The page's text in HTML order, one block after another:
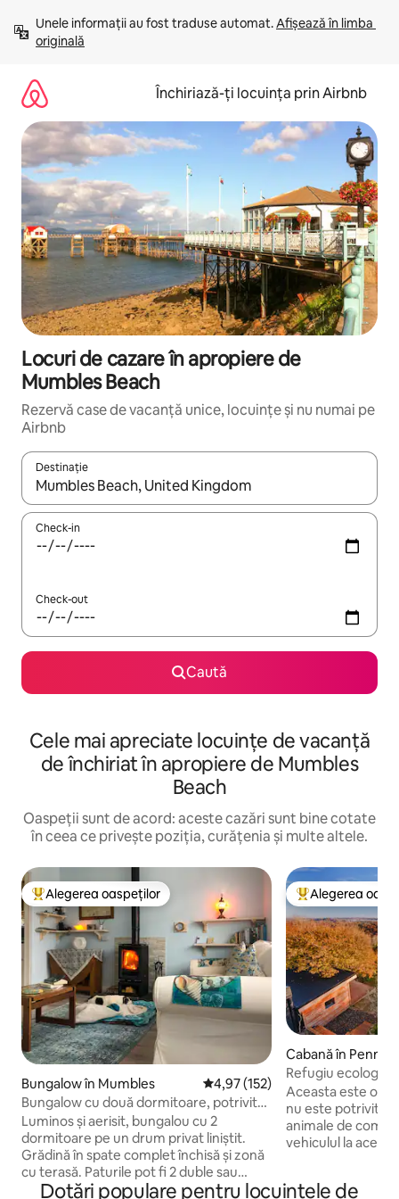
mergi
conținut
Unele informații au fost traduse automat. Afișează în limba
originală
Închiriază-ți locuința prin Airbnb
Locuri de cazare în apropiere de
Mumbles Beach
Rezervă case de vacanță unice, locuințe și nu numai pe
Airbnb
Destinație
Când se încarcă rezultatele, navighează folosind tastele
Check-in
Check-out
Caută
Cele mai apreciate locuințe de vacanță
de închiriat în apropiere de Mumbles
Beach
Oaspeții sunt de acord: aceste cazări sunt bine cotate
în ceea ce privește poziția, curățenia și multe altele.
Locuință din topul categoriei Alegerea oaspeților
Alegerea oaspeților
Bungalow în Mumbles Scor mediu de 4,97 din 5, 152
4,97 (152)
Bungalow cu două dormitoare, potrivit
pentru animale de companie
Luminos și aerisit, bungalou cu 2
dormitoare pe un drum privat liniștit.
Grădină în spate complet închisă și zonă
cu terasă. Paturile pot fi 2 duble sau
duble și 2 paturi de o persoană. Bucătăria
Locuință din
Alegerea
Cabană în
Refugiu ecologic
vedere la
Aceasta este o
nu este potrivită
animale de companie.
vehiculul la
care îl observă
Dotări populare pentru locuințele de